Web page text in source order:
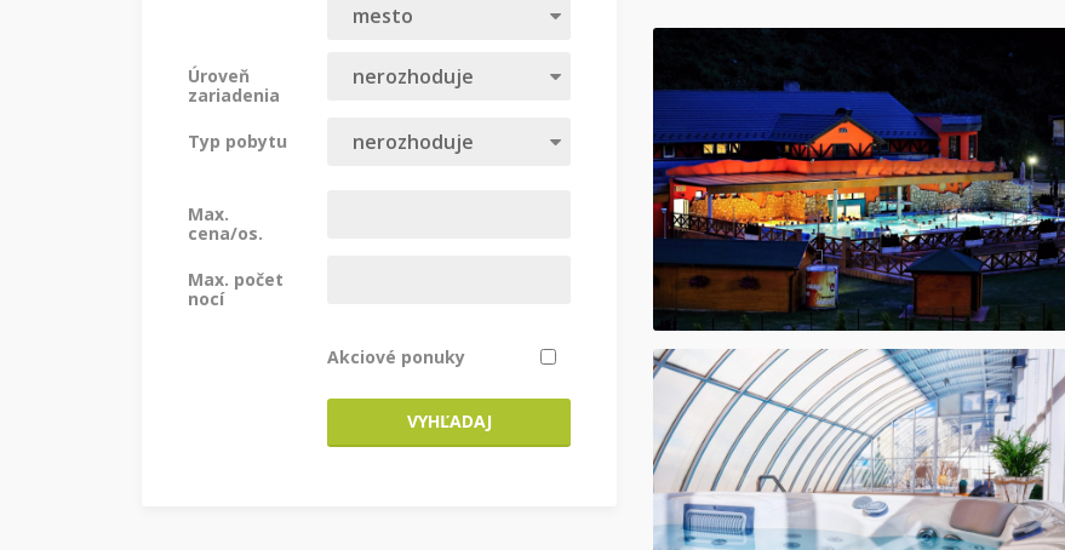
Úroveň
zariadenia
Typ pobytu
Max.
cena/os.
Max. počet
nocí
Akciové ponuky
VYHĽADAJ